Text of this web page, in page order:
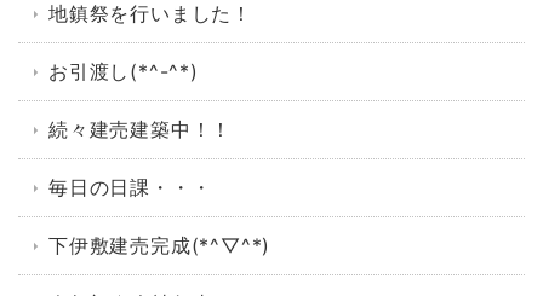
地鎮祭を行いました！
お引渡し(*^-^*)
続々建売建築中！！
毎日の日課・・・
下伊敷建売完成(*^▽^*)